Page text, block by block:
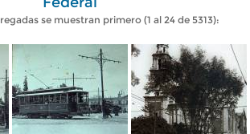
se muestran primero (1 al 24 de 5313):